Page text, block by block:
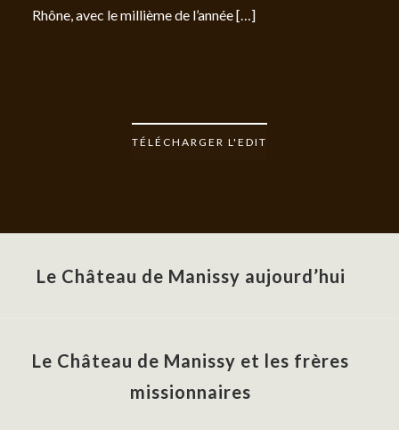
Rhône, avec le millième de l’année […]
TÉLÉCHARGER L'EDIT
Le Château de Manissy aujourd’hui
Le Château de Manissy et les frères
missionnaires